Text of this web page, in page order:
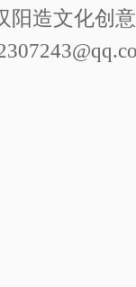
阳造文化创